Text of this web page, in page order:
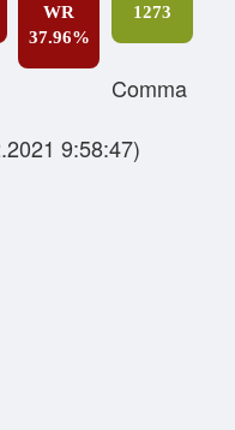
WR
37.96%
1273
Comma
9:58:47)